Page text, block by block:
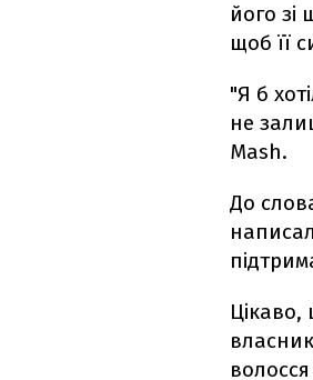
його
щоб її
"Я б
не
Mash.
До
Цікаво,